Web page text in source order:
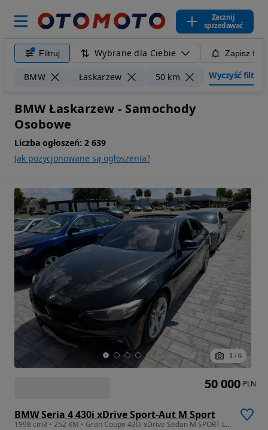
Zacznij
sprzedawać
Filtruj Wybrane dla Ciebie Zapisz
BMW Łaskarzew 50 km Wyczyść filtry
BMW Łaskarzew - Samochody
Osobowe
Liczba ogłoszeń: 2 639
Jak pozycjonowane są ogłoszenia?
1 / 6
BMW Seria 4 430i xDrive Sport-Aut M Sport
1998 cm3 • 252 KM • Gran Coupe 430i xDrive Sedan M SPORT LINE
50 000 PLN